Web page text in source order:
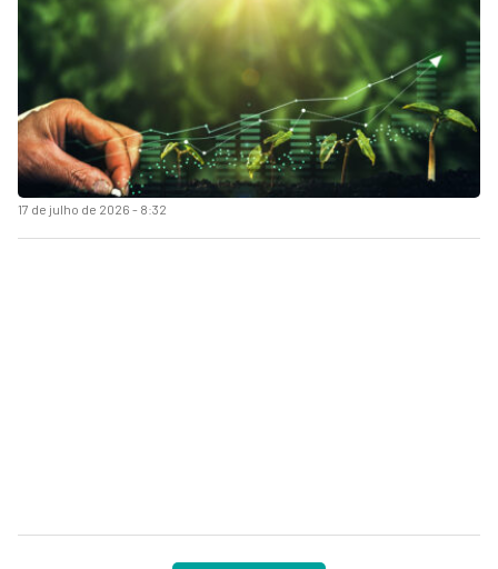
17 de julho de 2026 - 8:32